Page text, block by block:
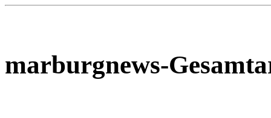
marburgnews-